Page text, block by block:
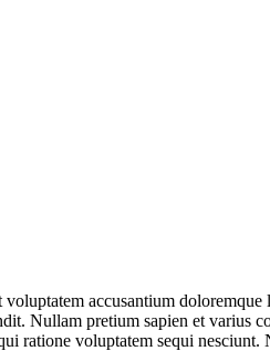
accusantium
Nullam pretium sapien et varius
ratione voluptatem sequi